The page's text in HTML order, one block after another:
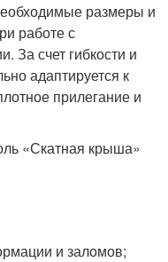
размеры и
работе с
За счет гибкости и
адаптируется к
прилегание и
«Скатная крыша»
и заломов;